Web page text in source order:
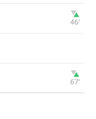
46‎’‎
67‎’‎